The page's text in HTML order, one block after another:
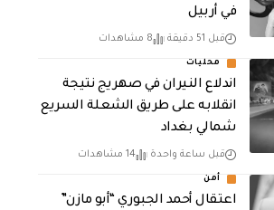
في أربيل
قبل 51 دقيقة 8 مشاهدات
محليات
اندلاع النيران في صهريج نتيجة
انقلابه على طريق الشعلة السريع
شمالي بغداد
قبل ساعة واحدة 14 مشاهدات
أمن
اعتقال أحمد الجبوري “أبو مازن”